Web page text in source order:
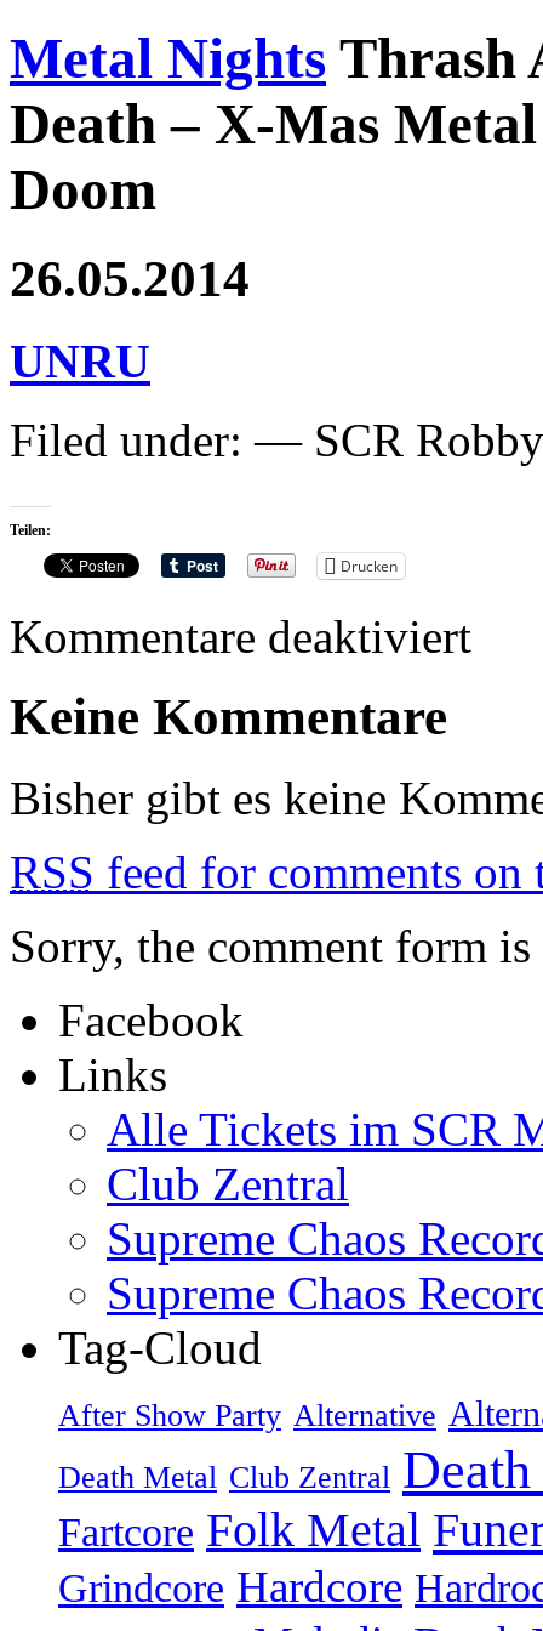
Metal Nights Thrash
Death – X-Mas
Doom
26.05.2014
UNRU
Filed under: — SCR
Teilen:
Drucken
Kommentare deaktiviert
Keine Kommentare
Bisher gibt es keine
RSS feed for comments on
Sorry, the comment form
Facebook
Links
Alle Tickets im SCR
Club Zentral
Supreme Chaos
Supreme Chaos
Tag-Cloud
After Show Party Alternative
Death Metal Club Zentral
Fartcore Folk Metal
Grindcore Hardcore